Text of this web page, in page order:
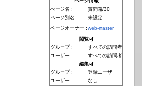
ぺージ名 :
質問箱/30
ページ別名 :
未設定
ページオーナー :web-master
閲覧可
グループ :
すべての訪問者
ユーザー :
すべての訪問者
編集可
グループ :
登録ユーザ
ユーザー :
なし